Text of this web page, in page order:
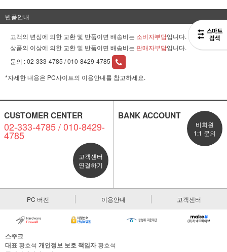
반품안내
고객의 변심에 의한 교환 및 반품이면 배송비는 소비자부담입니다.
상품의 이상에 의한 교환 및 반품이면 배송비는 판매자부담입니다.
문의 :02-333-4785 / 010-8429-4785
*자세한 내용은 PC사이트의 이용안내를 참고하세요.
CUSTOMER CENTER
02-333-4785 / 010-8429-
4785
고객센터
연결하기
BANK ACCOUNT
비회원
1:1 문의
PC 버전 이용안내 고객센터
스주크
대표 황호석 개인정보 보호 책임자황호석